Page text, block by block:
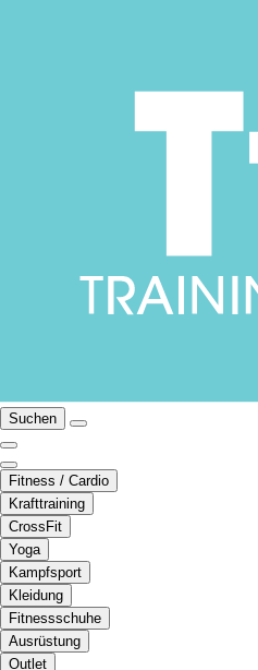
Suchen
Fitness / Cardio
Krafttraining
CrossFit
Yoga
Kampfsport
Kleidung
Fitnessschuhe
Ausrüstung
Outlet